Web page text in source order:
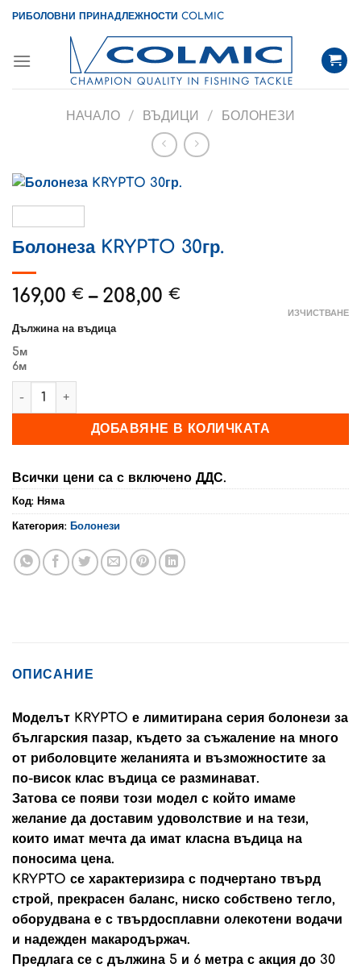
SkipРИБОЛОВНИ ПРИНАДЛЕЖНОСТИ COLMIC
НАЧАЛО / ВЪДИЦИ / БОЛОНЕЗИ
Болонеза KRYPTO 30гр.
169,00 € – 208,00 €
Дължина на въдица
5м
6м
ИЗЧИСТВАНЕ
количество за Болонеза KRYPTO 30гр.
ДОБАВЯНЕ В КОЛИЧКАТА
Всички цени са с включено ДДС.
Код: Няма
Категория: Болонези
ОПИСАНИЕ
Моделът KRYPTO е лимитирана серия болонези за
българския пазар, където за съжаление на много
от риболовците желанията и възможностите за
по-висок клас въдица се разминават.
Затова се появи този модел с който имаме
желание да доставим удоволствие и на тези,
които имат мечта да имат класна въдица на
поносима цена.
KRYPTO се характеризира с подчертано твърд
строй, прекрасен баланс, ниско собствено тегло,
оборудвана е с твърдосплавни олекотени водачи
и надежден макародържач.
Предлага се с дължина 5 и 6 метра с акция до 30